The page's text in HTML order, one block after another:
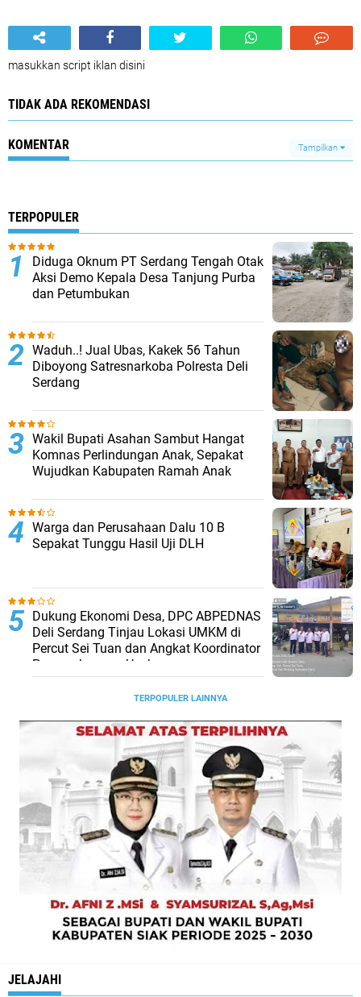
masukkan script iklan disini
TIDAK ADA REKOMENDASI
KOMENTAR Tampilkan
TERPOPULER
Diduga Oknum PT Serdang Tengah Otak
Aksi Demo Kepala Desa Tanjung Purba
dan Petumbukan
Waduh..! Jual Ubas, Kakek 56 Tahun
Diboyong Satresnarkoba Polresta Deli
Serdang
Wakil Bupati Asahan Sambut Hangat
Komnas Perlindungan Anak, Sepakat
Wujudkan Kabupaten Ramah Anak
Warga dan Perusahaan Dalu 10 B
Sepakat Tunggu Hasil Uji DLH
Dukung Ekonomi Desa, DPC ABPEDNAS
Deli Serdang Tinjau Lokasi UMKM di
Percut Sei Tuan dan Angkat Koordinator
Pengembangan Usaha
TERPOPULER LAINNYA
JELAJAHI